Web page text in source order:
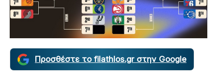
Προσθέστε το filathlos.gr στην Google